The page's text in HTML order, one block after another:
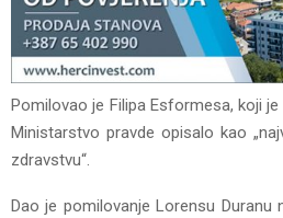
Pomilovao je Filipa Esformesa, koji
Ministarstvo pravde opisalo kao
zdravstvu“.
Dao je pomilovanje Lorensu Duranu